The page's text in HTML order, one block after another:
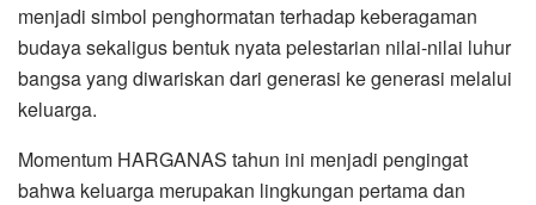
menjadi simbol penghormatan terhadap keberagaman
budaya sekaligus bentuk nyata pelestarian nilai-nilai luhur
bangsa yang diwariskan dari generasi ke generasi melalui
keluarga.
Momentum HARGANAS tahun ini menjadi pengingat
bahwa keluarga merupakan lingkungan pertama dan